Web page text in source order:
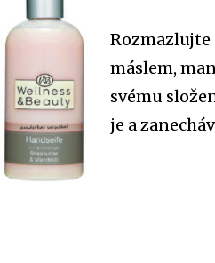
Rozmazlujte
máslem,
svému
je a